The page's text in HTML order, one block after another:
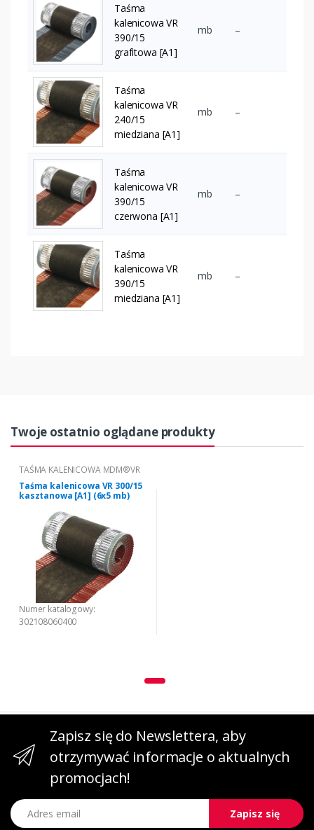
Taśma
kalenicowa VR
390/15
grafitowa [A1]
mb –
Taśma
kalenicowa VR
240/15
miedziana [A1]
mb –
Taśma
kalenicowa VR
390/15
czerwona [A1]
mb –
Taśma
kalenicowa VR
390/15
miedziana [A1]
mb –
Twoje ostatnio oglądane produkty
TAŚMA KALENICOWA MDM®VR
Taśma kalenicowa VR 300/15
kasztanowa [A1] (6x5 mb)
Numer katalogowy:
302108060400
Zapisz się do Newslettera, aby
otrzymywać informacje o aktualnych
promocjach!
Adres email
Zapisz się